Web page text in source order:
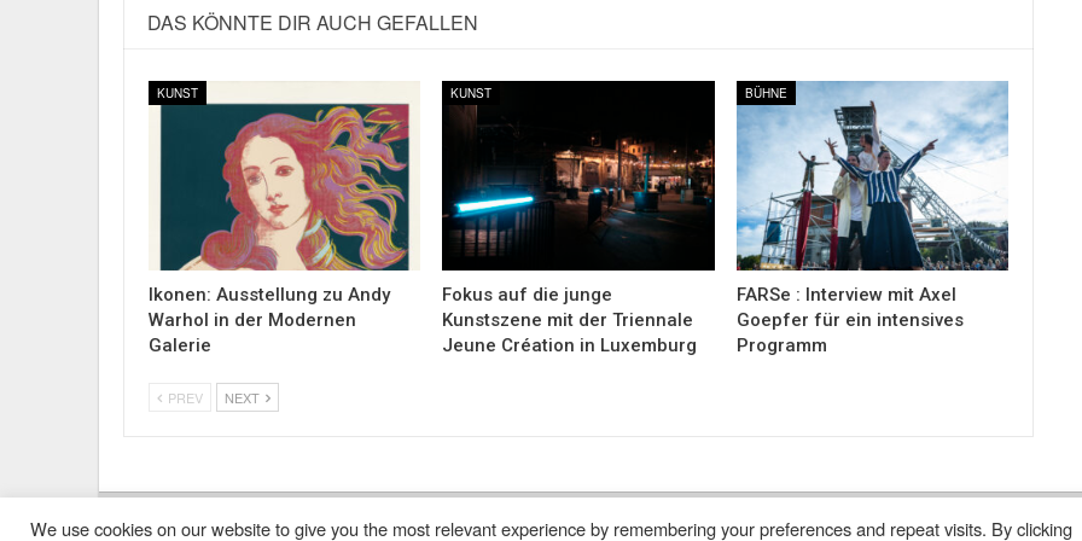
DAS KÖNNTE DIR AUCH GEFALLEN
KUNST
Ikonen: Ausstellung zu Andy
Warhol in der Modernen
Galerie
KUNST
Fokus auf die junge
Kunstszene mit der Triennale
Jeune Création in Luxemburg
BÜHNE
FARSe : Interview mit Axel
Goepfer für ein intensives
Programm
PREV NEXT
We use cookies on our website to give you the most relevant experience by remembering your preferences and repeat visits. By clicking